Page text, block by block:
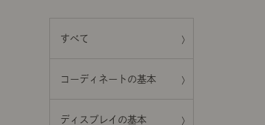
すべて
コーディネートの基本
ディスプレイの基本